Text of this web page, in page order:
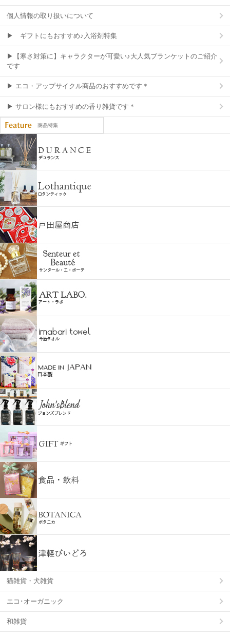
個人情報の取り扱いについて
▶ ギフトにもおすすめ♪入浴剤特集
▶【寒さ対策に】キャラクターが可愛い♪大人気ブランケットのご紹介
です
▶ エコ・アップサイクル商品のおすすめです＊
▶ サロン様にもおすすめの香り雑貨です＊
猫雑貨・犬雑貨
エコ･オーガニック
和雑貨